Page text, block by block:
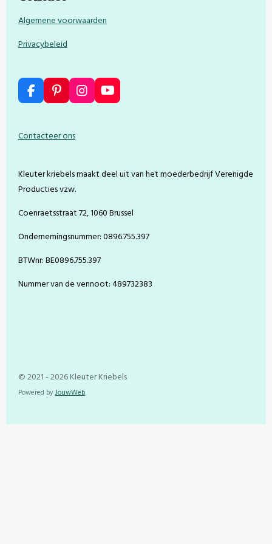
Algemene voorwaarden
Privacybeleid
F
a
e
b
k
P
i
e
s
t
I
n
a
Y
o
Contacteer ons
Kleuter kriebels maakt deel uit van het moederbedrijf Verenigde
Producties vzw.
Coenraetsstraat 72, 1060 Brussel
Ondernemingsnummer: 0896.755.397
BTWnr: BE0896.755.397
Nummer van de vennoot: 489732383
© 2021 - 2026 Kleuter Kriebels
Powered byJouwWeb